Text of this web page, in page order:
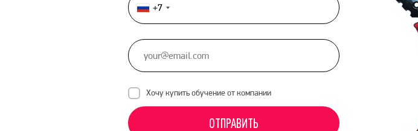
Россия
+7
+7
Хочу купить обучение от компании
ОТПРАВИТЬ